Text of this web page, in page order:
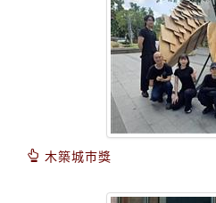
木築城巿獎